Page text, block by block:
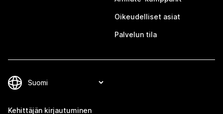
Oikeudelliset asiat
Palvelun tila
Kehittäjän kirjautuminen